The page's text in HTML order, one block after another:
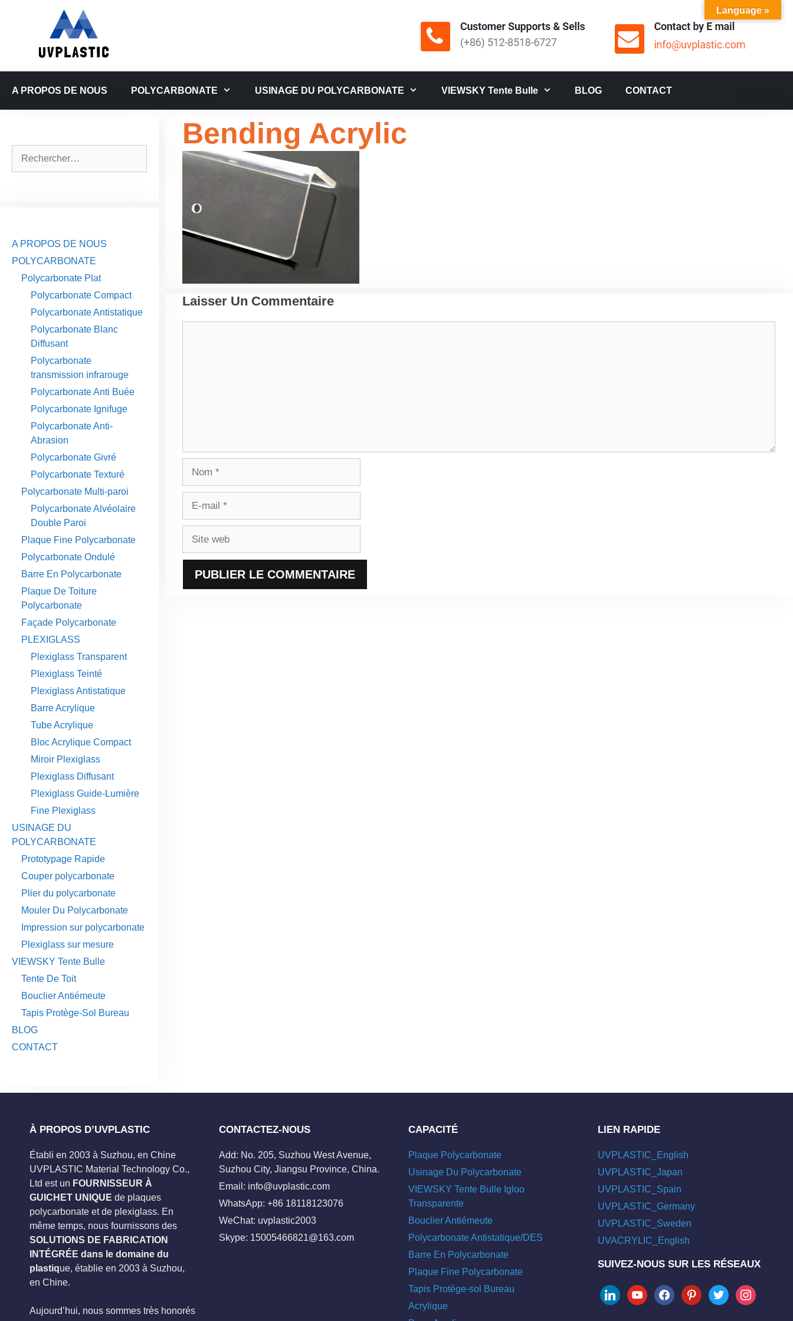
A PROPOS DE NOUS POLYCARBONATE USINAGE DU POLYCARBONATE VIEWSKY Tente Bulle BLOG CONTACT
Bending Acrylic
Laisser Un Commentaire
A PROPOS DE NOUS
POLYCARBONATE
Polycarbonate Plat
Polycarbonate Compact
Polycarbonate Antistatique
Polycarbonate Blanc
Diffusant
Polycarbonate
transmission infrarouge
Polycarbonate Anti Buée
Polycarbonate Ignifuge
Polycarbonate Anti-
Abrasion
Polycarbonate Givré
Polycarbonate Texturé
Polycarbonate Multi-paroi
Polycarbonate Alvéolaire
Double Paroi
Plaque Fine Polycarbonate
Polycarbonate Ondulé
Barre En Polycarbonate
Plaque De Toiture
Polycarbonate
Façade Polycarbonate
PLEXIGLASS
Plexiglass Transparent
Plexiglass Teinté
Plexiglass Antistatique
Barre Acrylique
Tube Acrylique
Bloc Acrylique Compact
Miroir Plexiglass
Plexiglass Diffusant
Plexiglass Guide-Lumière
Fine Plexiglass
USINAGE DU
POLYCARBONATE
Prototypage Rapide
Couper polycarbonate
Plier du polycarbonate
Mouler Du Polycarbonate
Impression sur polycarbonate
Plexiglass sur mesure
VIEWSKY Tente Bulle
Tente De Toit
Bouclier Antiémeute
Tapis Protège-Sol Bureau
BLOG
CONTACT
À PROPOS D’UVPLASTIC
Établi en 2003 à Suzhou, en Chine
UVPLASTIC Material Technology Co.,
Ltd est un FOURNISSEUR À
GUICHET UNIQUE de plaques
polycarbonate et de plexiglass. En
même temps, nous fournissons des
SOLUTIONS DE FABRICATION
INTÉGRÉE dans le domaine du
plastique, établie en 2003 à Suzhou,
en Chine.
Aujourd’hui, nous sommes très honorés
CONTACTEZ-NOUS
Add: No. 205, Suzhou West Avenue,
Suzhou City, Jiangsu Province, China.
Email: info@uvplastic.com
WhatsApp: +86 18118123076
WeChat: uvplastic2003
Skype: 15005466821@163.com
CAPACITÉ
Plaque Polycarbonate
Usinage Du Polycarbonate
VIEWSKY Tente Bulle Igloo
Transparente
Bouclier Antiémeute
Polycarbonate Antistatique/DES
Barre En Polycarbonate
Plaque Fine Polycarbonate
Tapis Protège-sol Bureau
Acrylique
LIEN RAPIDE
UVPLASTIC_English
UVPLASTIC_Japan
UVPLASTIC_Spain
UVPLASTIC_Germany
UVPLASTIC_Sweden
UVACRYLIC_English
SUIVEZ-NOUS SUR LES RÉSEAUX
linkedinyoutubefacebookpinteresttwitter instagram
Language »